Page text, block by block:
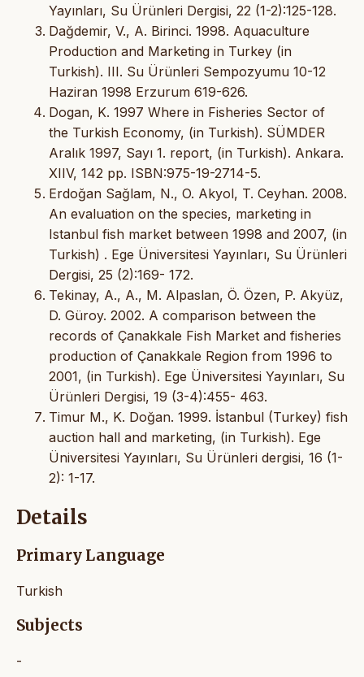
Yayınları, Su Ürünleri Dergisi, 22 (1-2):125-128.
Dağdemir, V., A. Birinci. 1998. Aquaculture
Production and Marketing in Turkey (in
Turkish). III. Su Ürünleri Sempozyumu 10-12
Haziran 1998 Erzurum 619-626.
Dogan, K. 1997 Where in Fisheries Sector of
the Turkish Economy, (in Turkish). SÜMDER
Aralık 1997, Sayı 1. report, (in Turkish). Ankara.
XIIV, 142 pp. ISBN:975-19-2714-5.
Erdoğan Sağlam, N., O. Akyol, T. Ceyhan. 2008.
An evaluation on the species, marketing in
Istanbul fish market between 1998 and 2007, (in
Turkish) . Ege Üniversitesi Yayınları, Su Ürünleri
Dergisi, 25 (2):169- 172.
Tekinay, A., A., M. Alpaslan, Ö. Özen, P. Akyüz,
D. Güroy. 2002. A comparison between the
records of Çanakkale Fish Market and fisheries
production of Çanakkale Region from 1996 to
2001, (in Turkish). Ege Üniversitesi Yayınları, Su
Ürünleri Dergisi, 19 (3-4):455- 463.
Timur M., K. Doğan. 1999. İstanbul (Turkey) fish
auction hall and marketing, (in Turkish). Ege
Üniversitesi Yayınları, Su Ürünleri dergisi, 16 (1-
2): 1-17.
Details
Primary Language
Turkish
Subjects
-